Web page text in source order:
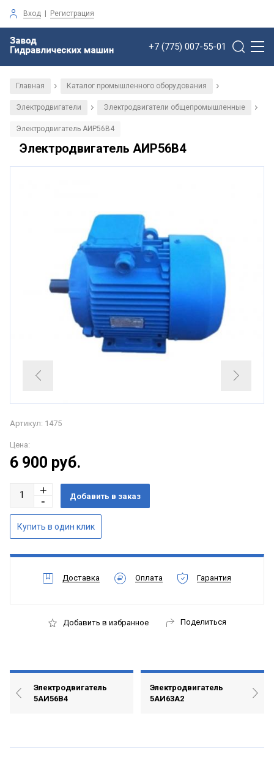
Вход | Регистрация
+7 (775) 007-55-01
Главная / Каталог промышленного оборудования /
Электродвигатели / Электродвигатели общепромышленные /
Электродвигатель АИР56В4
Электродвигатель АИР56В4
Артикул: 1475
Цена:
6 900 руб.
Доставка Оплата Гарантия
Добавить в избранное Поделиться
Электродвигатель
5АИ56В4
Электродвигатель
5АИ63А2